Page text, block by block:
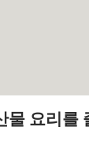
물 요리를